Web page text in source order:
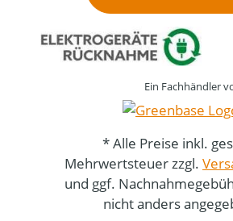
Ein Fachhändler
* Alle Preise inkl.
Mehrwertsteuer zzgl.
und ggf.
nicht anders